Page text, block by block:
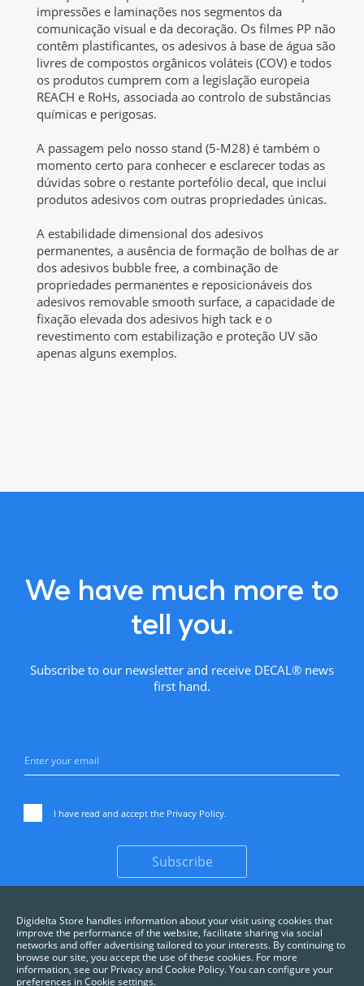
impressões e laminações nos segmentos da
comunicação visual e da decoração. Os filmes PP não
contêm plastificantes, os adesivos à base de água são
livres de compostos orgânicos voláteis (COV) e todos
os produtos cumprem com a legislação europeia
REACH e RoHs, associada ao controlo de substâncias
químicas e perigosas.
A passagem pelo nosso stand (5-M28) é também o
momento certo para conhecer e esclarecer todas as
dúvidas sobre o restante portefólio decal, que inclui
produtos adesivos com outras propriedades únicas.
A estabilidade dimensional dos adesivos
permanentes, a ausência de formação de bolhas de ar
dos adesivos bubble free, a combinação de
propriedades permanentes e reposicionáveis dos
adesivos removable smooth surface, a capacidade de
fixação elevada dos adesivos high tack e o
revestimento com estabilização e proteção UV são
apenas alguns exemplos.
We have much more to
tell you.
Subscribe to our newsletter and receive DECAL® news
first hand.
I have read and accept the Privacy Policy.
Subscribe
Digidelta Store handles information about your visit using cookies that
improve the performance of the website, facilitate sharing via social
networks and offer advertising tailored to your interests. By continuing to
browse our site, you accept the use of these cookies. For more
information, see our Privacy and Cookie Policy. You can configure your
preferences in Cookie settings.